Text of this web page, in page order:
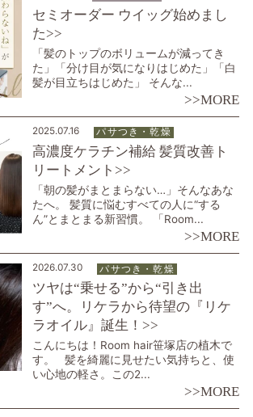
セミオーダー ウイッグ始めまし
た>>
「髪のトップのボリュームが減ってき
た」「分け目が気になりはじめた」「白
髪が目立ちはじめた」 そんな...
>>MORE
2025.07.16 パサつき・乾燥
高濃度ケラチン補給 髪質改善ト
リートメント>>
「朝の髪がまとまらない…」そんなあな
たへ。 髪質に悩むすべての人に“する
ん”とまとまる新習慣。 「Room...
>>MORE
2026.07.30 パサつき・乾燥
ツヤは“乗せる”から“引き出
す”へ。リケラから待望の『リケ
ラオイル』誕生！>>
こんにちは！Room hair笹塚店の植木で
す。 髪を綺麗に見せたい気持ちと、使
い心地の軽さ。この2...
>>MORE